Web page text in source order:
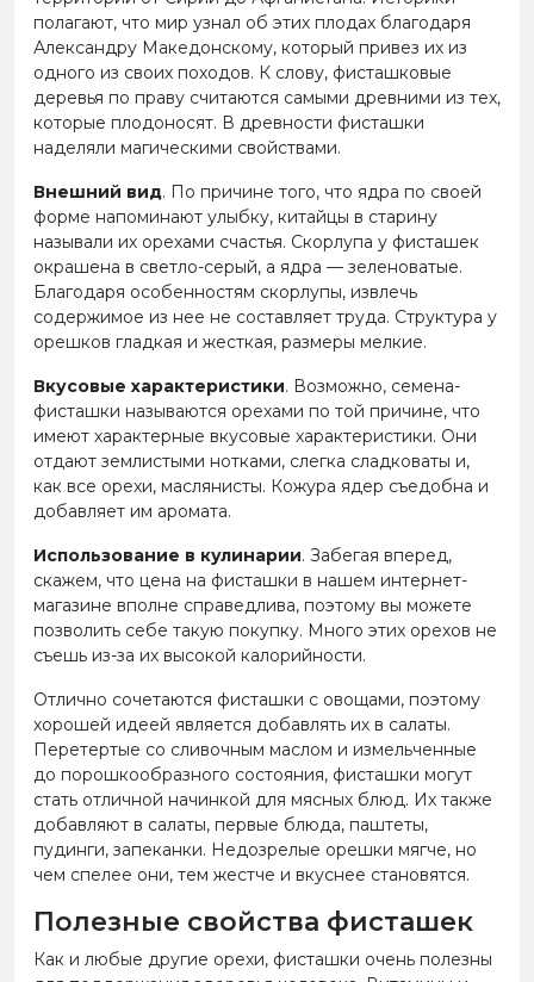
полагают, что мир узнал об этих плодах благодаря
Александру Македонскому, который привез их из
одного из своих походов. К слову, фисташковые
деревья по праву считаются самыми древними из тех,
которые плодоносят. В древности фисташки
наделяли магическими свойствами.
Внешний вид. По причине того, что ядра по своей
форме напоминают улыбку, китайцы в старину
называли их орехами счастья. Скорлупа у фисташек
окрашена в светло-серый, а ядра — зеленоватые.
Благодаря особенностям скорлупы, извлечь
содержимое из нее не составляет труда. Структура у
орешков гладкая и жесткая, размеры мелкие.
Вкусовые характеристики. Возможно, семена-
фисташки называются орехами по той причине, что
имеют характерные вкусовые характеристики. Они
отдают землистыми нотками, слегка сладковаты и,
как все орехи, маслянисты. Кожура ядер съедобна и
добавляет им аромата.
Использование в кулинарии. Забегая вперед,
скажем, что цена на фисташки в нашем интернет-
магазине вполне справедлива, поэтому вы можете
позволить себе такую покупку. Много этих орехов не
съешь из-за их высокой калорийности.
Отлично сочетаются фисташки с овощами, поэтому
хорошей идеей является добавлять их в салаты.
Перетертые со сливочным маслом и измельченные
до порошкообразного состояния, фисташки могут
стать отличной начинкой для мясных блюд. Их также
добавляют в салаты, первые блюда, паштеты,
пудинги, запеканки. Недозрелые орешки мягче, но
чем спелее они, тем жестче и вкуснее становятся.
Полезные свойства фисташек
Как и любые другие орехи, фисташки очень полезны